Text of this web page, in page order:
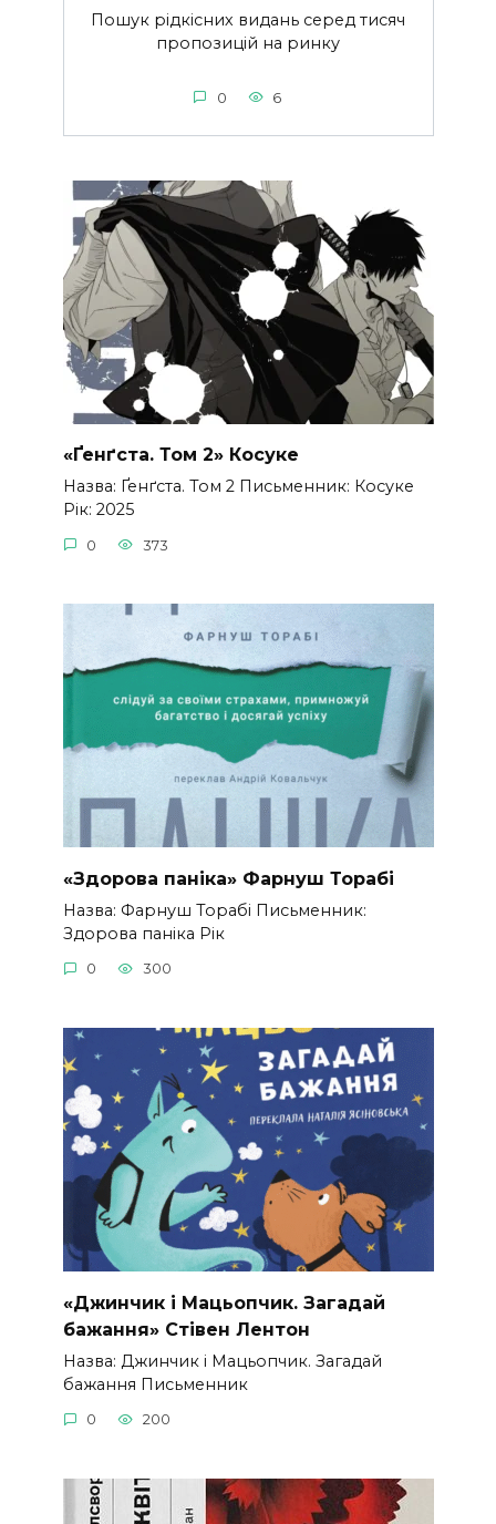
Пошук рідкісних видань серед тисяч
пропозицій на ринку
0 6
«Ґенґста. Том 2» Косуке
Назва: Ґенґста. Том 2 Письменник: Косуке
Рік: 2025
0 373
«Здорова паніка» Фарнуш Торабі
Назва: Фарнуш Торабі Письменник:
Здорова паніка Рік
0 300
«Джинчик і Мацьопчик. Загадай
бажання» Стівен Лентон
Назва: Джинчик і Мацьопчик. Загадай
бажання Письменник
0 200